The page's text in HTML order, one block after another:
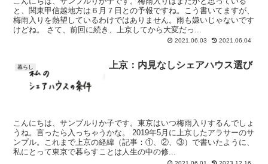
と、関東甲信越地方は６月７日との予報ですね。こう書いてますが、
梅雨入りを熱望しているわけではありません。雨も嫌いじゃないです
けどね。 さて、前回に続き、上京してから大変だっ...
2021.06.03 2021.06.04
暮らし 上京：内見なしシェアハウス選び
こんにちは、サンプルりか子です。東京はいつ梅雨入りするんでしょ
うね。言ったら入っちゃうかな。 2019年5月に上京したアラサーのサ
ンプル。これまで上京の経緯（記事：①、②、③）で書いたように、
私にとって東京で暮らすことは人生の中の修...